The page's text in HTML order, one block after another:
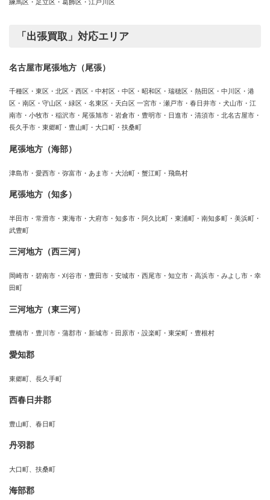
練馬区・足立区・葛飾区・江戸川区
「出張買取」対応エリア
名古屋市尾張地方（尾張）
千種区・東区・北区・西区・中村区・中区・昭和区・瑞穂区・熱田区・中川区・港
区・南区・守山区・緑区・名東区・天白区 一宮市・瀬戸市・春日井市・犬山市・江
南市・小牧市・稲沢市・尾張旭市・岩倉市・豊明市・日進市・清須市・北名古屋市・
長久手市・東郷町・豊山町・大口町・扶桑町
尾張地方（海部）
津島市・愛西市・弥富市・あま市・大治町・蟹江町・飛島村
尾張地方（知多）
半田市・常滑市・東海市・大府市・知多市・阿久比町・東浦町・南知多町・美浜町・
武豊町
三河地方（西三河）
岡崎市・碧南市・刈谷市・豊田市・安城市・西尾市・知立市・高浜市・みよし市・幸
田町
三河地方（東三河）
豊橋市・豊川市・蒲郡市・新城市・田原市・設楽町・東栄町・豊根村
愛知郡
東郷町、長久手町
西春日井郡
豊山町、春日町
丹羽郡
大口町、扶桑町
海部郡